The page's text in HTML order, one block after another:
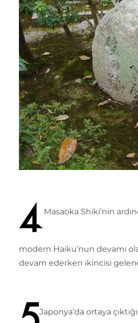
Masaoka Shiki’nin
modern Haiku’nun devamı
devam ederken ikincisi
Japonya’da ortaya